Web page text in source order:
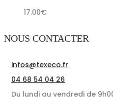
17.00€
NOUS CONTACTER
infos@texeco.fr
04 68 54 04 26
Du lundi au vendredi de